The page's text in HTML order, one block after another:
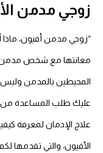
زوجي مدمن
“زوجي مدمن أفيون، ماذا
معانتها مع شخص مدمن
المحيطين بالمدمن
عليك طلب المساعدة
علاج الإدمان لمعرفة
الأفيون، والتي